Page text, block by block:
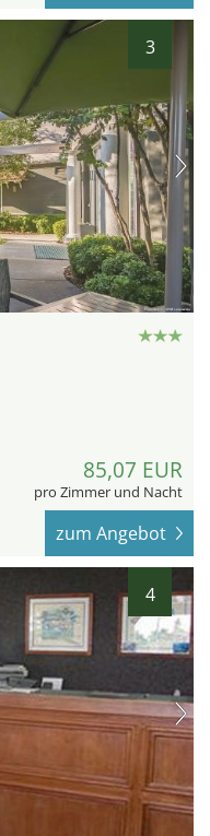
3
85,07 EUR
pro Zimmer und Nacht
zum Angebot
4